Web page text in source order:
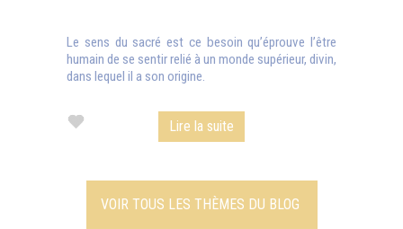
Le sens du sacré est ce besoin qu’éprouve l’être
humain de se sentir relié à un monde supérieur, divin,
dans lequel il a son origine.
Lire la suite
VOIR TOUS LES THÈMES DU BLOG